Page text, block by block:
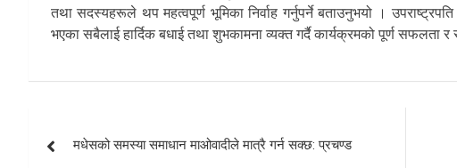
तथा सदस्यहरूले थप महत्वपूर्ण भूमिका निर्वाह गर्नुपर्ने बताउनुभयो ।
भएका सबैलाई हार्दिक बधाई तथा शुभकामना व्यक्त गर्दै कार्यक्रमको पूर्ण सफलता र
navigation
मधेसको समस्या समाधान माओवादीले मात्रै गर्न सक्छ: प्रचण्ड